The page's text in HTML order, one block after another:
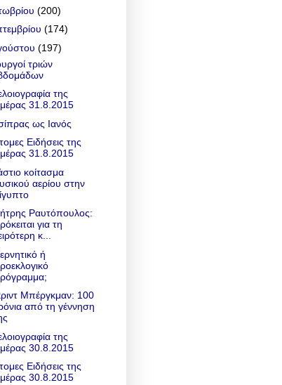
(200)
(174)
(197)
τριών
της
31.8.2015
ως Ιανός
Ειδήσεις της
31.8.2015
κοίτασμα
αερίου στην
Ραυτόπουλος:
για τη
κ...
ή
Μπέργκμαν: 100
από τη γέννηση
της
30.8.2015
Ειδήσεις της
30.8.2015